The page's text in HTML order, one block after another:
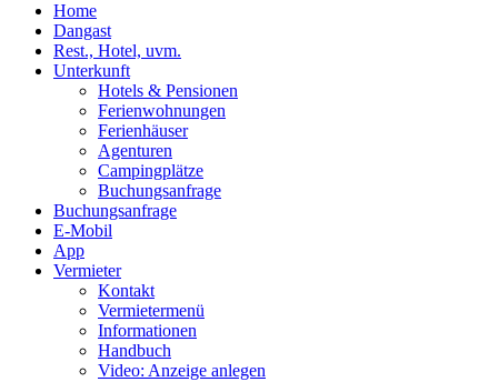
Home
Dangast
Rest., Hotel, uvm.
Unterkunft
Hotels & Pensionen
Ferienwohnungen
Ferienhäuser
Agenturen
Campingplätze
Buchungsanfrage
Buchungsanfrage
E-Mobil
App
Vermieter
Kontakt
Vermietermenü
Informationen
Handbuch
Video: Anzeige anlegen